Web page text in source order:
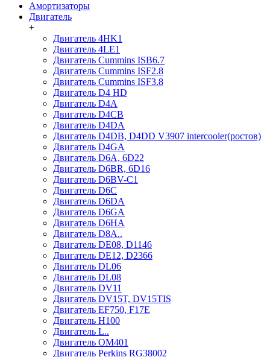
Амортизаторы
Двигатель
+
Двигатель 4HK1
Двигатель 4LE1
Двигатель Cummins ISB6.7
Двигатель Cummins ISF2.8
Двигатель Cummins ISF3.8
Двигатель D4 HD
Двигатель D4A
Двигатель D4CB
Двигатель D4DA
Двигатель D4DB, D4DD V3907 intercooler(ростов)
Двигатель D4GA
Двигатель D6A, 6D22
Двигатель D6BR, 6D16
Двигатель D6BV-C1
Двигатель D6C
Двигатель D6DA
Двигатель D6GA
Двигатель D6HA
Двигатель D8A..
Двигатель DE08, D1146
Двигатель DE12, D2366
Двигатель DL06
Двигатель DL08
Двигатель DV11
Двигатель DV15T, DV15TIS
Двигатель EF750, F17E
Двигатель H100
Двигатель L..
Двигатель OM401
Двигатель Perkins RG38002